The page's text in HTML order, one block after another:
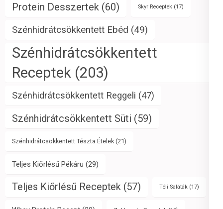
Protein Desszertek (60) Skyr Receptek (17)
Szénhidrátcsökkentett Ebéd (49)
Szénhidrátcsökkentett
Receptek (203)
Szénhidrátcsökkentett Reggeli (47)
Szénhidrátcsökkentett Süti (59)
Szénhidrátcsökkentett Tészta Ételek (21)
Teljes Kiőrlésű Pékáru (29)
Teljes Kiőrlésű Receptek (57) Téli Saláták (17)